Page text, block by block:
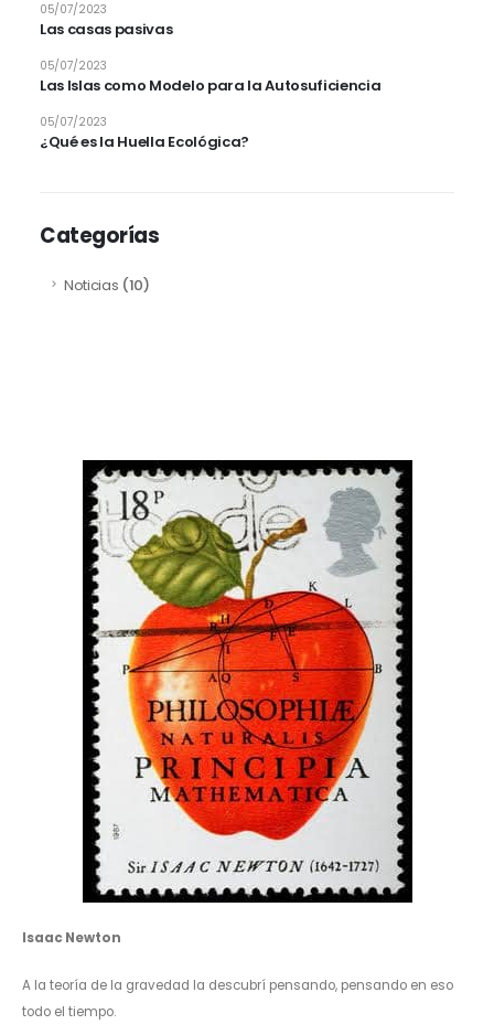
Las casas pasivas
05/07/2023
Las Islas como Modelo para la Autosuficiencia
05/07/2023
¿Qué es la Huella Ecológica?
05/07/2023
Categorías
Noticias (10)
Isaac Newton
A la teoría de la gravedad la descubrí pensando, pensando en eso
todo el tiempo.